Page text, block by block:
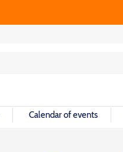
Calendar of events